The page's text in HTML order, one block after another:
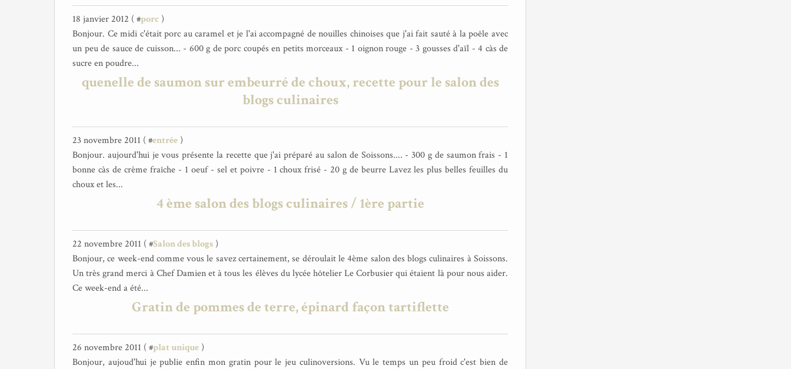
18 janvier 2012 ( #porc )
Bonjour. Ce midi c'était porc au caramel et je l'ai accompagné de nouilles chinoises que j'ai fait sauté à la poêle avec
un peu de sauce de cuisson... - 600 g de porc coupés en petits morceaux - 1 oignon rouge - 3 gousses d'aïl - 4 càs de
sucre en poudre...
quenelle de saumon sur embeurré de choux, recette pour le salon des
blogs culinaires
23 novembre 2011 ( #entrée )
Bonjour. aujourd'hui je vous présente la recette que j'ai préparé au salon de Soissons.... - 300 g de saumon frais - 1
bonne càs de crème fraîche - 1 oeuf - sel et poivre - 1 choux frisé - 20 g de beurre Lavez les plus belles feuilles du
choux et les...
4 ème salon des blogs culinaires / 1ère partie
22 novembre 2011 ( #Salon des blogs )
Bonjour, ce week-end comme vous le savez certainement, se déroulait le 4ème salon des blogs culinaires à Soissons.
Un très grand merci à Chef Damien et à tous les élèves du lycée hôtelier Le Corbusier qui étaient là pour nous aider.
Ce week-end a été...
Gratin de pommes de terre, épinard façon tartiflette
26 novembre 2011 ( #plat unique )
Bonjour, aujoud'hui je publie enfin mon gratin pour le jeu culinoversions. Vu le temps un peu froid c'est bien de